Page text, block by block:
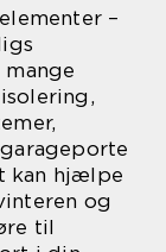
–
kan hjælpe
og
til